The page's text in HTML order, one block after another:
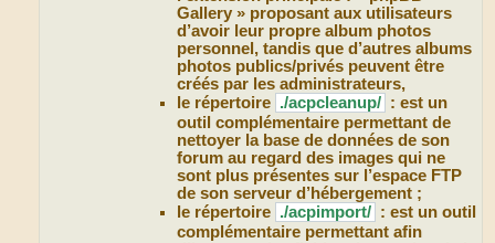
Gallery » proposant aux utilisateurs
d’avoir leur propre album photos
personnel, tandis que d’autres albums
photos publics/privés peuvent être
créés par les administrateurs,
le répertoire ./acpcleanup/ : est un
outil complémentaire permettant de
nettoyer la base de données de son
forum au regard des images qui ne
sont plus présentes sur l’espace FTP
de son serveur d’hébergement ;
le répertoire ./acpimport/ : est un outil
complémentaire permettant afin